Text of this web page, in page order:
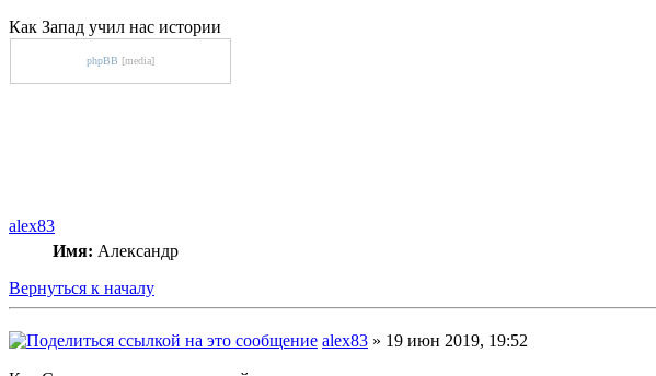
Как Запад учил нас истории
phpBB [media]
alex83
Имя: Александр
Вернуться к началу
alex83 » 19 июн 2019, 19:52